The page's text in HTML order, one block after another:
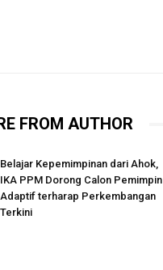
FROM AUTHOR
Belajar Kepemimpinan dari Ahok,
IKA PPM Dorong Calon Pemimpin
Adaptif terharap Perkembangan
Terkini